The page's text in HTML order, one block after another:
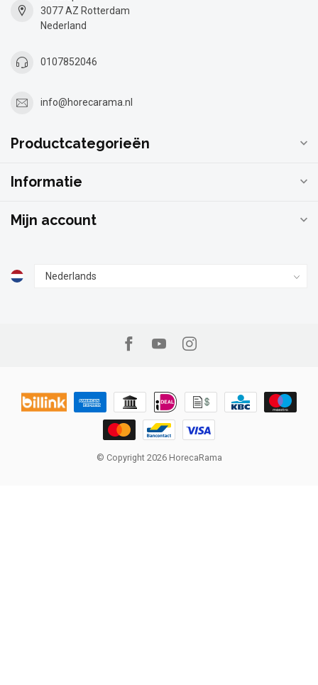
3077 AZ Rotterdam
Nederland
0107852046
info@horecarama.nl
Productcategorieën
Informatie
Mijn account
© Copyright 2026 HorecaRama